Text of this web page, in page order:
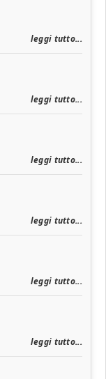
leggi tutto...
leggi tutto...
leggi tutto...
leggi tutto...
leggi tutto...
leggi tutto...